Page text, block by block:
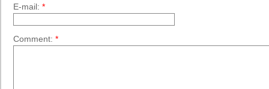
E-mail: *
Comment: *